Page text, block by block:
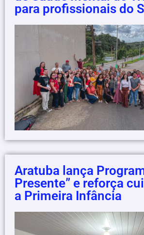
para profissionais do
Aratuba lança
Presente” e reforça
a Primeira Infância